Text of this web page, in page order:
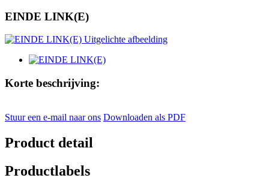
EINDE LINK(E)
Korte beschrijving:
Stuur een e-mail naar ons Downloaden als PDF
Product detail
Productlabels